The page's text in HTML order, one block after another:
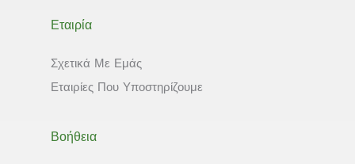
Εταιρία
Σχετικά Με Εμάς
Εταιρίες Που Υποστηρίζουμε
Βοήθεια